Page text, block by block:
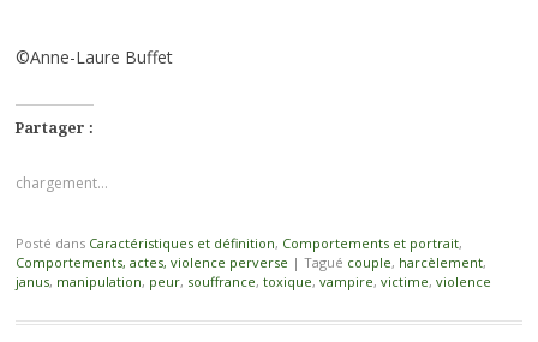
©Anne-Laure Buffet
Partager :
chargement…
Posté dans Caractéristiques et définition, Comportements et portrait,
Comportements, actes, violence perverse | Tagué couple, harcèlement,
janus, manipulation, peur, souffrance, toxique, vampire, victime, violence